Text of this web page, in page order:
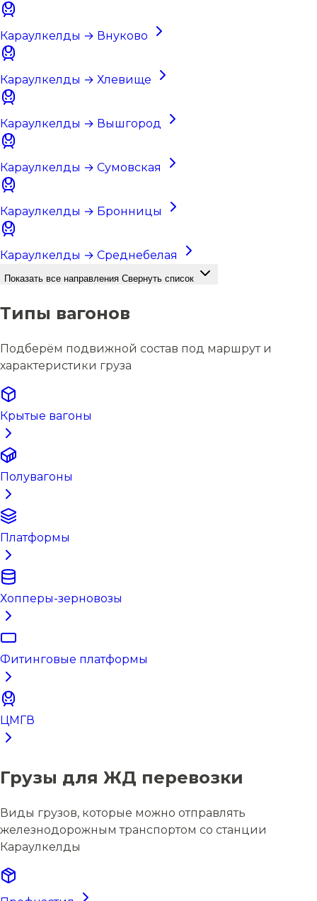
Караулкелды → Внуково
Караулкелды → Хлевище
Караулкелды → Вышгород
Караулкелды → Сумовская
Караулкелды → Бронницы
Караулкелды → Среднебелая
Показать все направления Свернуть список
Типы вагонов
Подберём подвижной состав под маршрут и
характеристики груза
Крытые вагоны
Полувагоны
Платформы
Хопперы-зерновозы
Фитинговые платформы
ЦМГВ
Грузы для ЖД перевозки
Виды грузов, которые можно отправлять
железнодорожным транспортом со станции
Караулкелды